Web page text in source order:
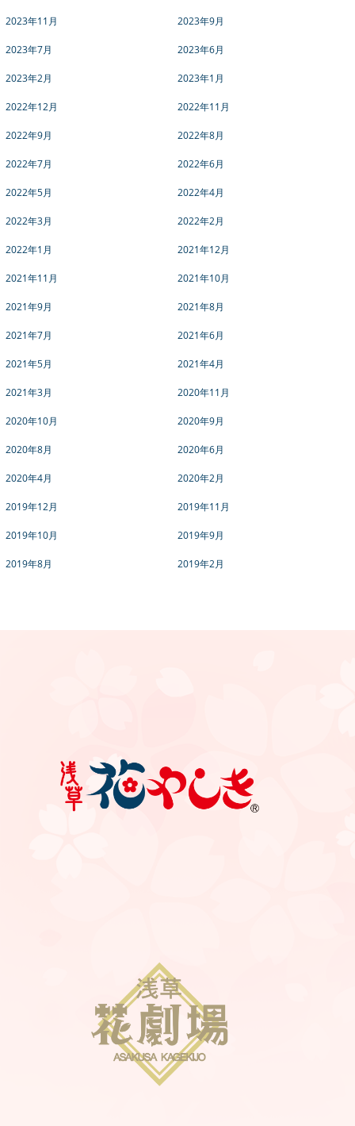
2023年11月 2023年9月
2023年7月 2023年6月
2023年2月 2023年1月
2022年12月 2022年11月
2022年9月 2022年8月
2022年7月 2022年6月
2022年5月 2022年4月
2022年3月 2022年2月
2022年1月 2021年12月
2021年11月 2021年10月
2021年9月 2021年8月
2021年7月 2021年6月
2021年5月 2021年4月
2021年3月 2020年11月
2020年10月 2020年9月
2020年8月 2020年6月
2020年4月 2020年2月
2019年12月 2019年11月
2019年10月 2019年9月
2019年8月 2019年2月